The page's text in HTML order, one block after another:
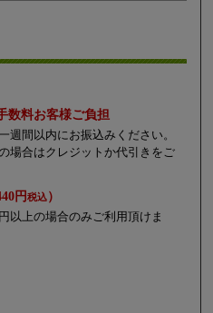
数料お客様ご負担
週間以内にお振込みください。
場合はクレジットか代引きをご
円税込）
以上の場合のみご利用頂けま